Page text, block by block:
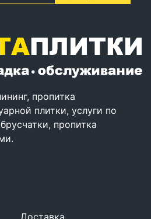
пропитка
плитки, услуги по
пропитка
Доставка